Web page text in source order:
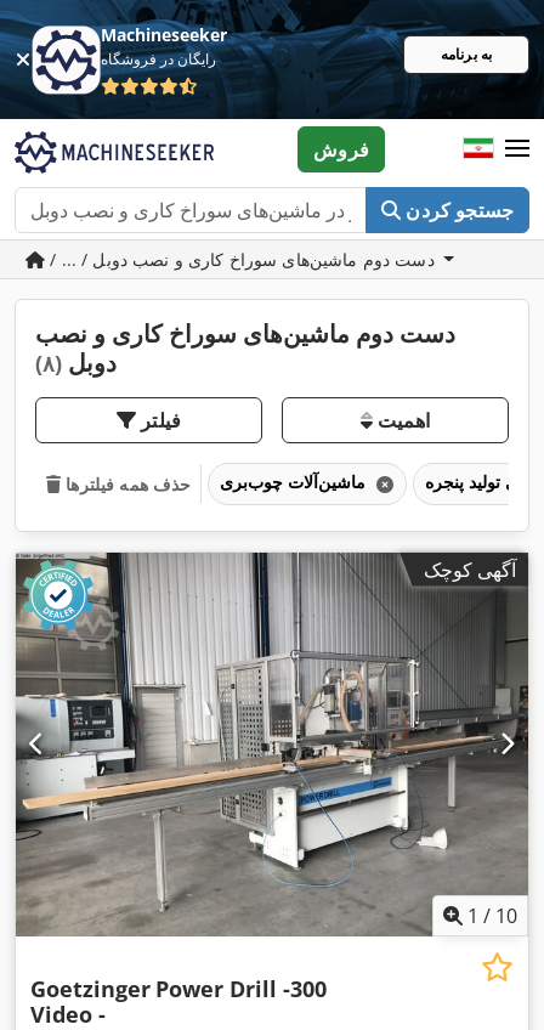
Machineseeker
رایگان در فروشگاه به برنامه
جستجو کردن
فروش
/ ... / دست دوم ماشین‌های سوراخ کاری و نصب دوبل
دست دوم ماشین‌های سوراخ کاری و نصب
دوبل (۸)
فیلتر اهمیت
حذف همه فیلترها
آگهی کوچک
1 / 10
Goetzinger Power Drill -300
Video -